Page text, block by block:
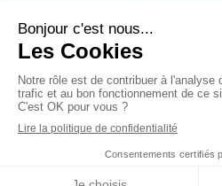
Politique de
Mentions
Conditions
Charte